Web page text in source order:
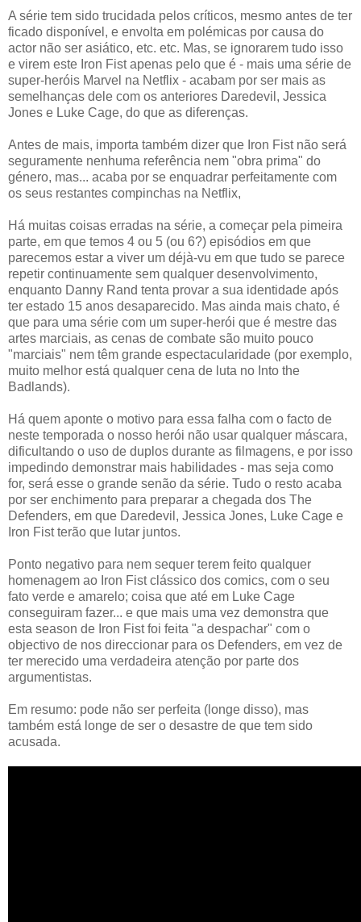
A série tem sido trucidada pelos críticos, mesmo antes de ter
ficado disponível, e envolta em polémicas por causa do
actor não ser asiático, etc. etc. Mas, se ignorarem tudo isso
e virem este Iron Fist apenas pelo que é - mais uma série de
super-heróis Marvel na Netflix - acabam por ser mais as
semelhanças dele com os anteriores Daredevil, Jessica
Jones e Luke Cage, do que as diferenças.
Antes de mais, importa também dizer que Iron Fist não será
seguramente nenhuma referência nem "obra prima" do
género, mas... acaba por se enquadrar perfeitamente com
os seus restantes compinchas na Netflix,
Há muitas coisas erradas na série, a começar pela pimeira
parte, em que temos 4 ou 5 (ou 6?) episódios em que
parecemos estar a viver um déjà-vu em que tudo se parece
repetir continuamente sem qualquer desenvolvimento,
enquanto Danny Rand tenta provar a sua identidade após
ter estado 15 anos desaparecido. Mas ainda mais chato, é
que para uma série com um super-herói que é mestre das
artes marciais, as cenas de combate são muito pouco
"marciais" nem têm grande espectacularidade (por exemplo,
muito melhor está qualquer cena de luta no Into the
Badlands).
Há quem aponte o motivo para essa falha com o facto de
neste temporada o nosso herói não usar qualquer máscara,
dificultando o uso de duplos durante as filmagens, e por isso
impedindo demonstrar mais habilidades - mas seja como
for, será esse o grande senão da série. Tudo o resto acaba
por ser enchimento para preparar a chegada dos The
Defenders, em que Daredevil, Jessica Jones, Luke Cage e
Iron Fist terão que lutar juntos.
Ponto negativo para nem sequer terem feito qualquer
homenagem ao Iron Fist clássico dos comics, com o seu
fato verde e amarelo; coisa que até em Luke Cage
conseguiram fazer... e que mais uma vez demonstra que
esta season de Iron Fist foi feita "a despachar" com o
objectivo de nos direccionar para os Defenders, em vez de
ter merecido uma verdadeira atenção por parte dos
argumentistas.
Em resumo: pode não ser perfeita (longe disso), mas
também está longe de ser o desastre de que tem sido
acusada.